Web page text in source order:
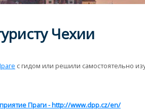
Чехии
с гидом или решили самостоятельно
Праги - http://www.dpp.cz/en/